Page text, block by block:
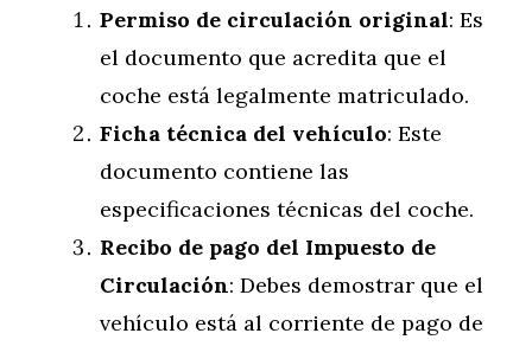
Permiso de circulación original: Es
el documento que acredita que el
coche está legalmente matriculado.
Ficha técnica del vehículo: Este
documento contiene las
especificaciones técnicas del coche.
Recibo de pago del Impuesto de
Circulación: Debes demostrar que el
vehículo está al corriente de pago de